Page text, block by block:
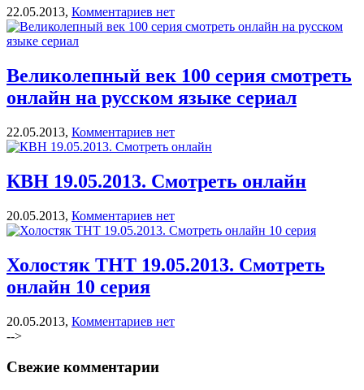
22.05.2013, Комментариев нет
Великолепный век 100 серия смотреть
онлайн на русском языке сериал
22.05.2013, Комментариев нет
КВН 19.05.2013. Смотреть онлайн
20.05.2013, Комментариев нет
Холостяк ТНТ 19.05.2013. Смотреть
онлайн 10 серия
20.05.2013, Комментариев нет
-->
Свежие комментарии